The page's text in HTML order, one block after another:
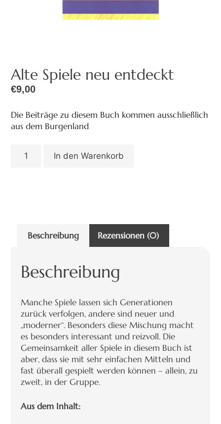
Alte Spiele neu entdeckt
€9,00
Die Beiträge zu diesem Buch kommen ausschließlich
aus dem Burgenland
In den Warenkorb
Beschreibung Rezensionen (0)
Beschreibung
Manche Spiele lassen sich Generationen
zurück verfolgen, andere sind neuer und
„moderner“. Besonders diese Mischung macht
es besonders interessant und reizvoll. Die
Gemeinsamkeit aller Spiele in diesem Buch ist
aber, dass sie mit sehr einfachen Mitteln und
fast überall gespielt werden können – allein, zu
zweit, in der Gruppe.
Aus dem Inhalt: